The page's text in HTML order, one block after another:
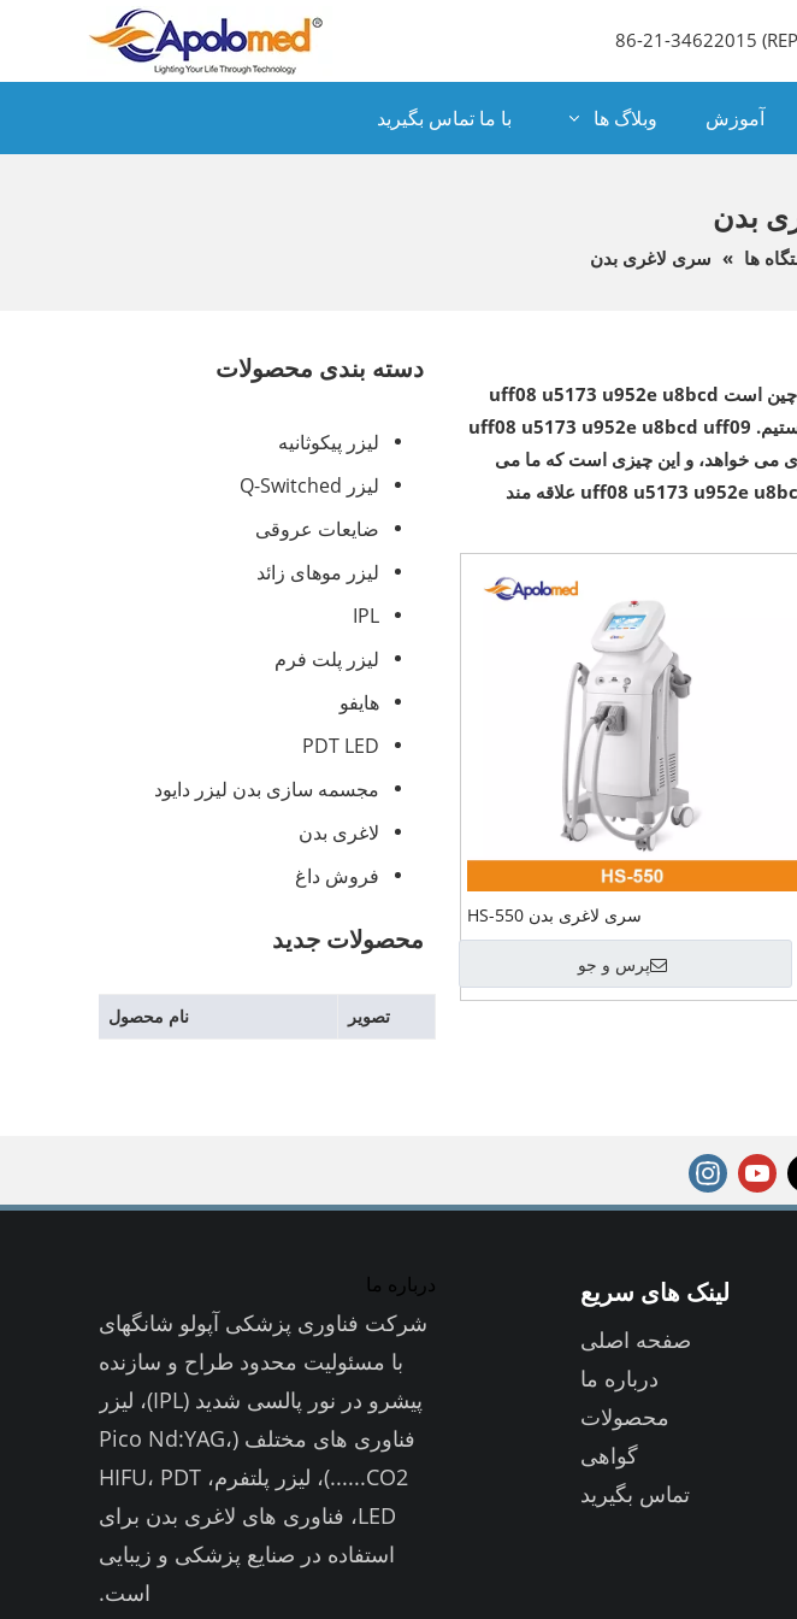
آموزش وبلاگ ها با ما تماس بگیرید
بدن
ها » سری لاغری بدن
دسته بندی محصولات
لیزر پیکوثانیه
لیزر Q-Switched
ضایعات عروقی
لیزر موهای زائد
IPL
لیزر پلت فرم
هایفو
PDT LED
مجسمه سازی بدن لیزر دایود
لاغری بدن
فروش داغ
محصولات جدید
تصویر نام محصول
چین است uff08 u5173 u952e u8bcd
uff08 u5173 u952e u8bcd uff09
می خواهد، و این چیزی است که ما می
uff08 u5173 u952e علاقه مند
سری لاغری بدن HS-550
پرس و جو
درباره ما
شرکت فناوری پزشکی آپولو شانگهای
با مسئولیت محدود طراح و سازنده
پیشرو در نور پالسی شدید (IPL)، لیزر
فناوری های مختلف (Pico Nd:YAG،
CO2......)، لیزر پلتفرم، HIFU، PDT
LED، فناوری های لاغری بدن برای
استفاده در صنایع پزشکی و زیبایی
است.
لینک های سریع
صفحه اصلی
درباره ما
محصولات
گواهی
تماس بگیرید